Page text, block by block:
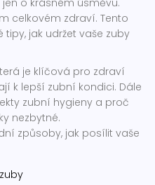
o krásném úsměvu.
celkovém zdraví. Tento
jak udržet vaše zuby
je klíčová pro zdraví
k lepší zubní kondici. Dále
zubní hygieny a proč
nezbytné.
způsoby, jak posílit vaše